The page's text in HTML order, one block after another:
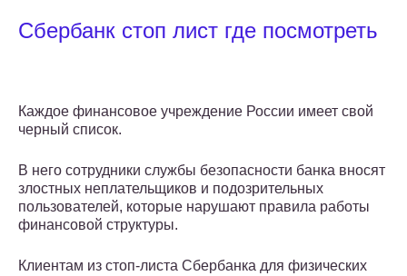
Сбербанк стоп лист где посмотреть
Каждое финансовое учреждение России имеет свой
черный список.
В него сотрудники службы безопасности банка вносят
злостных неплательщиков и подозрительных
пользователей, которые нарушают правила работы
финансовой структуры.
Клиентам из стоп-листа Сбербанка для физических